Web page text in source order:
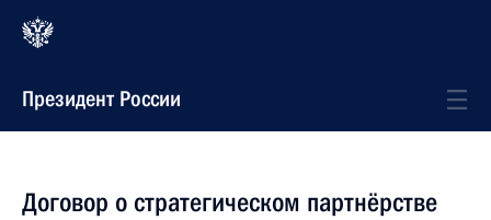
Президент России
Договор о стратегическом партнёрстве